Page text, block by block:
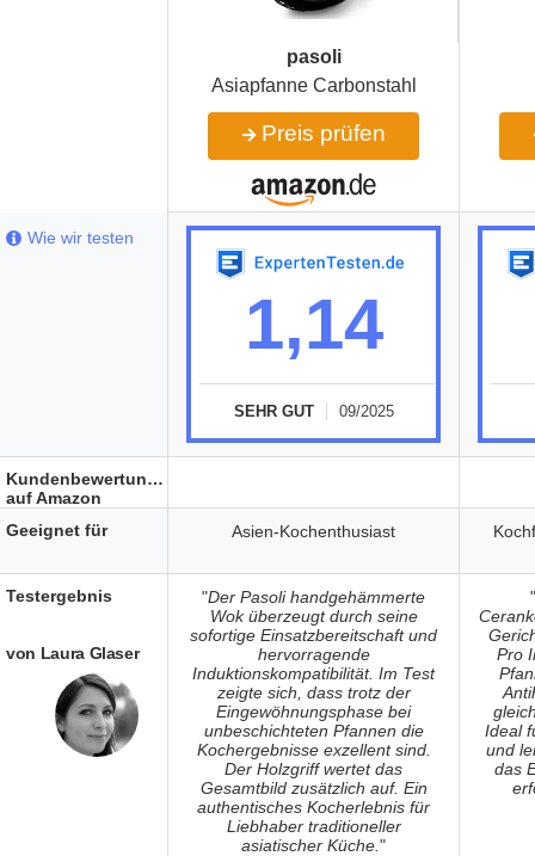
pasoli
Asiapfanne Carbonstahl
Preis prüfen
1,14
SEHR GUT 09/2025
Asien-Kochenthusiast
"Der Pasoli handgehämmerte
Wok überzeugt durch seine
sofortige Einsatzbereitschaft und
hervorragende
Induktionskompatibilität. Im Test
zeigte sich, dass trotz der
Eingewöhnungsphase bei
unbeschichteten Pfannen die
Kochergebnisse exzellent sind.
Der Holzgriff wertet das
Gesamtbild zusätzlich auf. Ein
authentisches Kocherlebnis für
Liebhaber traditioneller
asiatischer Küche."
"
Pro
Ideal
und
das
Wie wir testen
Kundenbewertungen
auf Amazon
Geeignet für
Testergebnis
von Laura Glaser